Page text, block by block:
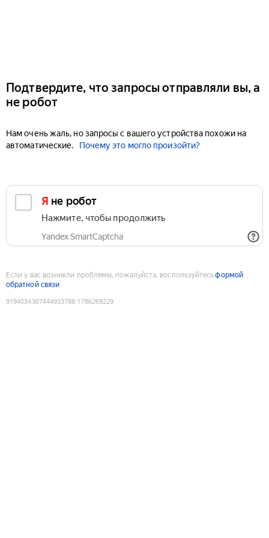
Подтвердите, что запросы отправляли вы, а
не робот
Нам очень жаль, но запросы с вашего устройства похожи на
автоматические.
Почему это могло произойти?
Я не робот
Нажмите, чтобы продолжить
Yandex SmartCaptcha
Если у вас возникли проблемы, пожалуйста, воспользуйтесьформой
обратной связи
9194034307444933788:1786269229